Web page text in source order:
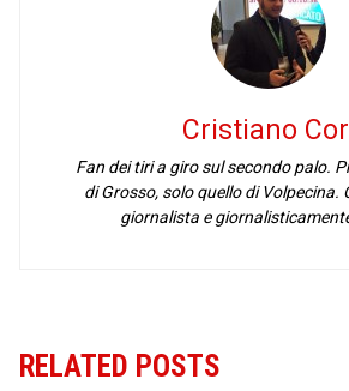
Cristiano
Fan dei tiri a giro sul secondo palo.
di Grosso, solo quello di Volpecina.
giornalista e
RELATED POSTS